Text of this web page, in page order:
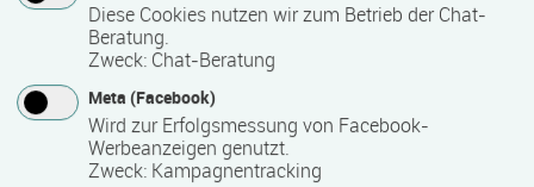
Maximale Teilnehmerzahl
Teilnahmegebühr
Diese Cookies nutzen wir zum Betrieb der Chat-
Beratung.
Zweck: Chat-Beratung
Meta (Facebook)
Wird zur Erfolgsmessung von Facebook-
Werbeanzeigen genutzt.
Zweck: Kampagnentracking